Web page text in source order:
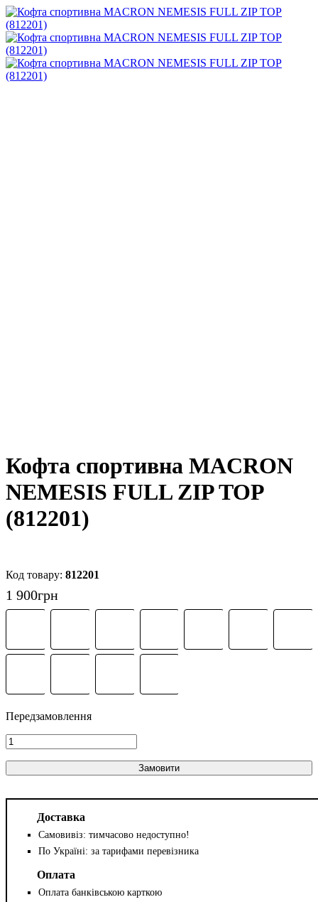
Кофта спортивна MACRON
NEMESIS FULL ZIP TOP
(812201)
812201
1 900грн
Замовити
Доставка
Самовивіз: тимчасово недоступно!
По Україні: за тарифами перевізника
Оплата
Оплата банківською карткою